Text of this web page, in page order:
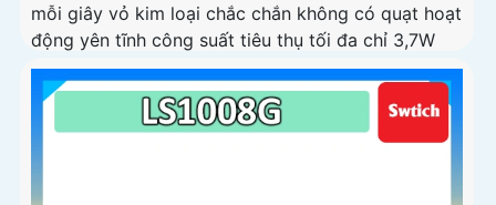
mỗi giây vỏ kim loại chắc chắn không có quạt hoạt
động yên tĩnh công suất tiêu thụ tối đa chỉ 3,7W
kích thước 158×99,1×25mm.